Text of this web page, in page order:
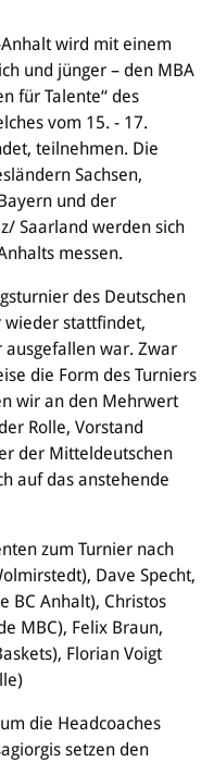
wird mit einem
und jünger – den MBA
für Talente“ des
vom 15. - 17.
teilnehmen. Die
Sachsen,
und der
Saarland werden sich
messen.
des Deutschen
wieder stattfindet,
ausgefallen war. Zwar
die Form des Turniers
wir an den Mehrwert
Rolle, Vorstand
der Mitteldeutschen
auf das anstehende
zum Turnier nach
Dave Specht,
BC Anhalt), Christos
MBC), Felix Braun,
Florian Voigt
die Headcoaches
setzen den